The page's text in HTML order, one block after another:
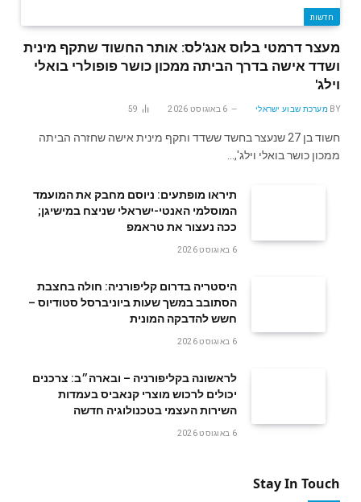
חדשות
מעצר דרמטי בלוס אנג'לס: אותר החשוד שתקף מינית
ושדד אישה בדרך הביתה ממכון כושר פופולרי בואלי
וילג'
BY מערכת שבוע ישראלי 6 באוגוסט 2026 59
חשוד בן 27 שנעצר בחשד ששדד ותקף מינית אישה שחזרה הביתה
ממכון כושר בואלי וילג',…
תיראו מופתעים: ניוסם מחבק את המועמד
המוסלמי האנטי-ישראלי שניצח במישיגן;
ככה נעצור את טראמפ
6 באוגוסט 2026
היסטריה בדרום קליפורניה: חולה בחצבת
הסתובב במשך שעות ביוניברסל סטודיוס –
חשש להדבקה המונית
6 באוגוסט 2026
לראשונה בקליפורניה – ובארה״ב: צרכנים
יכולים לרכוש מוצרי קנאביס בעמדות
השירות העצמי בטכנולוגיה חדשה
6 באוגוסט 2026
Stay In Touch